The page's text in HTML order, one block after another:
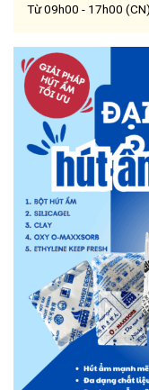
Từ 09h00 - 17h00 (CN)